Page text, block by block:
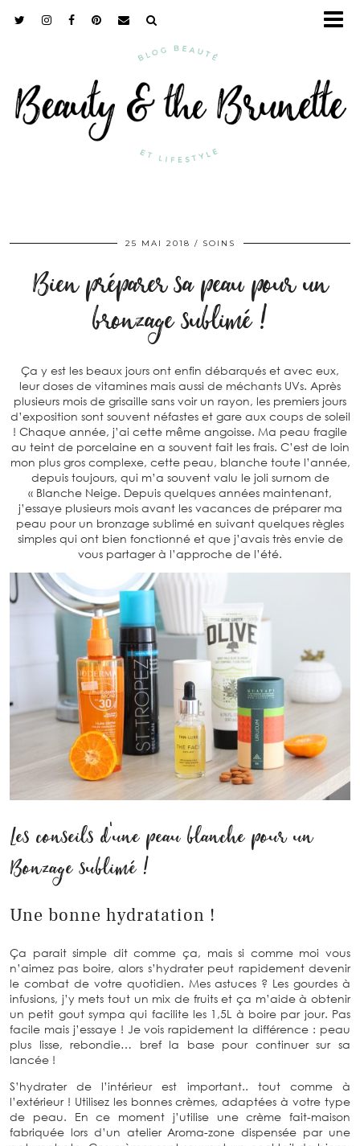
25 MAI 2018 SOINS
Bien préparer sa peau pour un
bronzage sublimé !
Ça y est les beaux jours ont enfin débarqués et avec eux,
leur doses de vitamines mais aussi de méchants UVs. Après
plusieurs mois de grisaille sans voir un rayon, les premiers jours
d’exposition sont souvent néfastes et gare aux coups de soleil
! Chaque année, j’ai cette même angoisse. Ma peau fragile
au teint de porcelaine en a souvent fait les frais. C’est de loin
mon plus gros complexe, cette peau, blanche toute l’année,
depuis toujours, qui m’a souvent valu le joli surnom de
« Blanche Neige. Depuis quelques années maintenant,
j’essaye plusieurs mois avant les vacances de préparer ma
peau pour un bronzage sublimé en suivant quelques règles
simples qui ont bien fonctionné et que j’avais très envie de
vous partager à l’approche de l’été.
Les conseils d’une peau blanche pour un
Bonzage sublimé !
Une bonne hydratation !
Ça parait simple dit comme ça, mais si comme moi vous
n’aimez pas boire, alors s’hydrater peut rapidement devenir
le combat de votre quotidien. Mes astuces ? Les gourdes à
infusions, j’y mets tout un mix de fruits et ça m’aide à obtenir
un petit gout sympa qui facilite les 1,5L à boire par jour. Pas
facile mais j’essaye ! Je vois rapidement la différence : peau
plus lisse, rebondie… bref la base pour continuer sur sa
lancée !
S’hydrater de l’intérieur est important.. tout comme à
l’extérieur ! Utilisez les bonnes crèmes, adaptées à votre type
de peau. En ce moment j’utilise une crème fait-maison
fabriquée lors d’un atelier Aroma-zone dispensée par une